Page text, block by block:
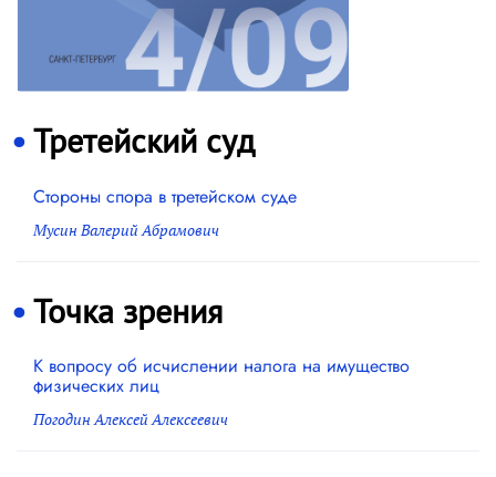
Третейский суд
Cтороны спора в третейском суде
Мусин Валерий Абрамович
Точка зрения
К вопросу об исчислении налога на имущество
физических лиц
Погодин Алексей Алексеевич